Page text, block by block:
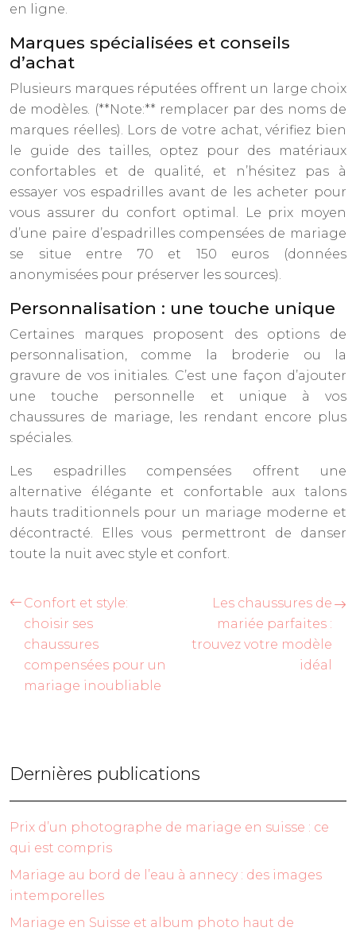
en ligne.
Marques spécialisées et conseils
d’achat
Plusieurs marques réputées offrent un large choix
de modèles. (**Note:** remplacer par des noms de
marques réelles). Lors de votre achat, vérifiez bien
le guide des tailles, optez pour des matériaux
confortables et de qualité, et n’hésitez pas à
essayer vos espadrilles avant de les acheter pour
vous assurer du confort optimal. Le prix moyen
d’une paire d’espadrilles compensées de mariage
se situe entre 70 et 150 euros (données
anonymisées pour préserver les sources).
Personnalisation : une touche unique
Certaines marques proposent des options de
personnalisation, comme la broderie ou la
gravure de vos initiales. C’est une façon d’ajouter
une touche personnelle et unique à vos
chaussures de mariage, les rendant encore plus
spéciales.
Les espadrilles compensées offrent une
alternative élégante et confortable aux talons
hauts traditionnels pour un mariage moderne et
décontracté. Elles vous permettront de danser
toute la nuit avec style et confort.
Confort et style:
choisir ses
chaussures
compensées pour un
mariage inoubliable
Les chaussures de
mariée parfaites :
trouvez votre modèle
idéal
Dernières publications
Prix d’un photographe de mariage en suisse : ce
qui est compris
Mariage au bord de l’eau à annecy : des images
intemporelles
Mariage en Suisse et album photo haut de